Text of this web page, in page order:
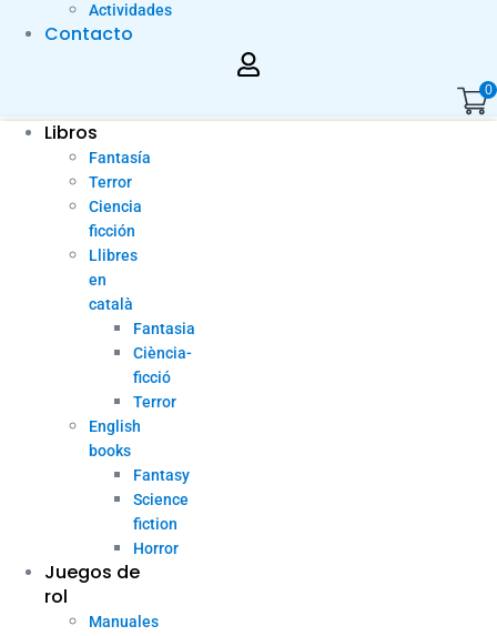
Actividades
Contacto
0
Libros
Fantasía
Terror
Ciencia
ficción
Llibres
en
català
Fantasia
Ciència-
ficció
Terror
English
books
Fantasy
Science
fiction
Horror
Juegos de
rol
Manuales